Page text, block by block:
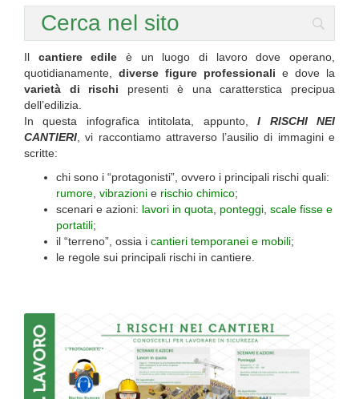
Il cantiere edile è un luogo di lavoro dove operano,
quotidianamente, diverse figure professionali e dove la
varietà di rischi presenti è una caratterstica precipua
dell’edilizia.
In questa infografica intitolata, appunto,I RISCHI NEI
CANTIERI , vi raccontiamo attraverso l’ausilio di immagini e
scritte:
chi sono i “protagonisti”, ovvero i principali rischi quali:
rumore vibrazioni e rischio chimico;
scenari e azioni: lavori in quota ponteggi scale fisse e
portatili;
il “terreno”, ossia i cantieri temporanei e mobili;
le regole sui principali rischi in cantiere.